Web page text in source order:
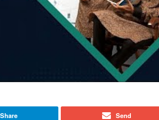
Share Send